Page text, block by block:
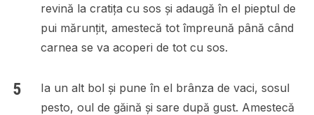
revină la cratița cu sos și adaugă în el pieptul de
pui mărunțit, amestecă tot împreună până când
carnea se va acoperi de tot cu sos.
Ia un alt bol și pune în el brânza de vaci, sosul
pesto, oul de găină și sare după gust. Amestecă